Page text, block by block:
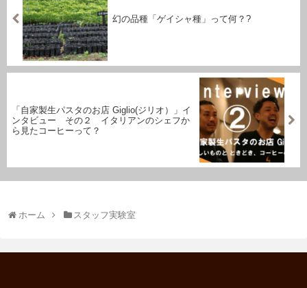
幻の品種「ゲイシャ種」って何？?
「自家製生パスタのお店 Giglio(ジリオ）」イ
ンタビュー その２ イタリアンのシェフか
ら見たコーヒーって？
ホーム スタッフ実験室